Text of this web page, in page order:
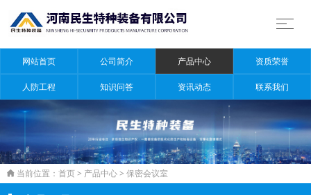
网站首页 公司简介 产品中心 资质荣誉
人防工程 知识问答 资讯动态 联系我们
 当前位置： 首页> 产品中心> 保密会议室